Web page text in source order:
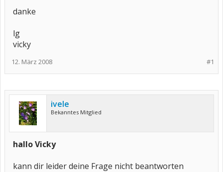
danke
lg
vicky
#1
12. März 2008
ivele
Bekanntes Mitglied
hallo Vicky
kann dir leider deine Frage nicht beantworten